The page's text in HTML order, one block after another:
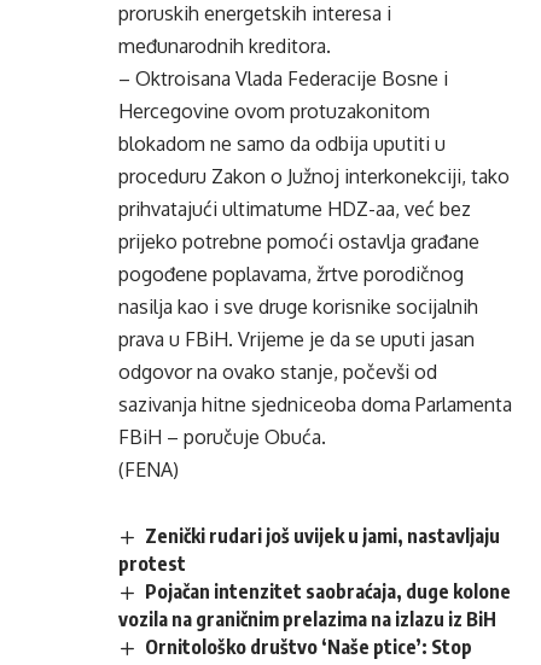
proruskih energetskih interesa i
međunarodnih kreditora.
– Oktroisana Vlada Federacije Bosne i
Hercegovine ovom protuzakonitom
blokadom ne samo da odbija uputiti u
proceduru Zakon o Južnoj interkonekciji, tako
prihvatajući ultimatume HDZ-aa, već bez
prijeko potrebne pomoći ostavlja građane
pogođene poplavama, žrtve porodičnog
nasilja kao i sve druge korisnike socijalnih
prava u FBiH. Vrijeme je da se uputi jasan
odgovor na ovako stanje, počevši od
sazivanja hitne sjedniceoba doma Parlamenta
FBiH – poručuje Obuća.
(FENA)
Zenički rudari još uvijek u jami, nastavljaju
protest
Pojačan intenzitet saobraćaja, duge kolone
vozila na graničnim prelazima na izlazu iz BiH
Ornitološko društvo ‘Naše ptice’: Stop